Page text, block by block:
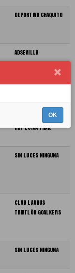
DEPORTIVO CHAQUITO
ADSEVILLA
RDF ECIJA TRAIL
SIN LUCES NINGUNA
CLUB LAURUS
TRIATLÓN GOALKERS
SIN LUCES NINGUNA
OK